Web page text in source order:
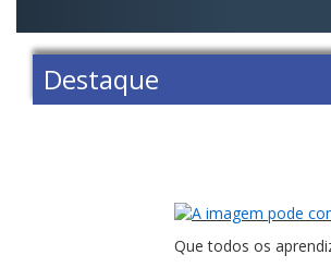
Destaque
Que todos os